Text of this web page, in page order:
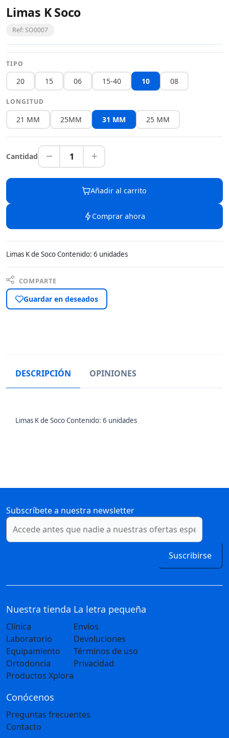
Limas K Soco
Ref: SO0007
TIPO
20 15 06 15-40 10 08
LONGITUD
21 MM 25MM 31 MM 25 MM
Cantidad 1
Añadir al carrito
Comprar ahora
Limas K de Soco Contenido: 6 unidades
COMPARTE
Guardar en deseados
DESCRIPCIÓN OPINIONES
Limas K de Soco Contenido: 6 unidades
Subscríbete a nuestra newsletter
Suscribirse
Nuestra tienda
Clínica
Laboratorio
Equipamiento
Ortodoncia
Productos Xplora
La letra pequeña
Envíos
Devoluciones
Términos de uso
Privacidad
Conócenos
Preguntas frecuentes
Contacto